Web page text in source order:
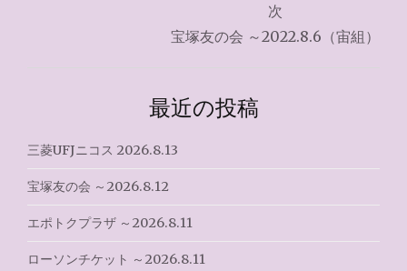
シ
ョ
ン
次
宝塚友の会 ～2022.8.6（宙組）
最近の投稿
三菱UFJニコス 2026.8.13
宝塚友の会 ～2026.8.12
エポトクプラザ ～2026.8.11
ローソンチケット ～2026.8.11